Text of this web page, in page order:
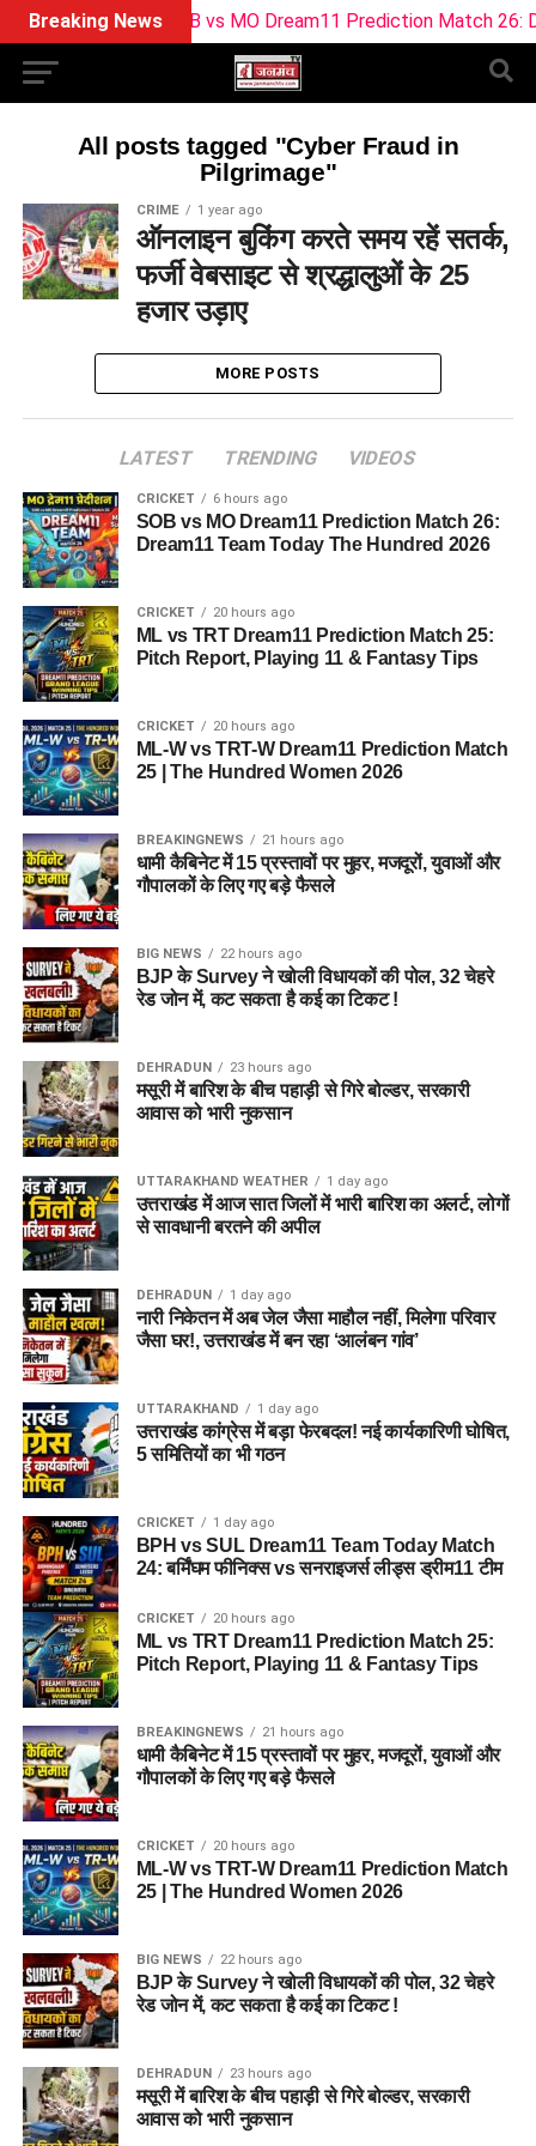
Breaking NewsSOB vs MO Dream11 Prediction Match 26:
All posts tagged "Cyber Fraud in
Pilgrimage"
CRIME 1 year ago
ऑनलाइन बुकिंग करते समय रहें सतर्क,
फर्जी वेबसाइट से श्रद्धालुओं के 25
हजार उड़ाए
MORE POSTS
LATEST TRENDING VIDEOS
CRICKET 6 hours ago
SOB vs MO Dream11 Prediction Match 26:
Dream11 Team Today The Hundred 2026
CRICKET 20 hours ago
ML vs TRT Dream11 Prediction Match 25:
Pitch Report, Playing 11 & Fantasy Tips
CRICKET 20 hours ago
ML-W vs TRT-W Dream11 Prediction Match
25 | The Hundred Women 2026
BREAKINGNEWS 21 hours ago
धामी कैबिनेट में 15 प्रस्तावों पर मुहर, मजदूरों, युवाओं और
गौपालकों के लिए गए बड़े फैसले
BIG NEWS 22 hours ago
BJP के Survey ने खोली विधायकों की पोल, 32 चेहरे
रेड जोन में, कट सकता है कई का टिकट !
DEHRADUN 23 hours ago
मसूरी में बारिश के बीच पहाड़ी से गिरे बोल्डर, सरकारी
आवास को भारी नुकसान
UTTARAKHAND WEATHER 1 day ago
उत्तराखंड में आज सात जिलों में भारी बारिश का अलर्ट, लोगों
से सावधानी बरतने की अपील
DEHRADUN 1 day ago
नारी निकेतन में अब जेल जैसा माहौल नहीं, मिलेगा परिवार
जैसा घर!, उत्तराखंड में बन रहा ‘आलंबन गांव’
UTTARAKHAND 1 day ago
उत्तराखंड कांग्रेस में बड़ा फेरबदल! नई कार्यकारिणी घोषित,
5 समितियों का भी गठन
CRICKET 1 day ago
BPH vs SUL Dream11 Team Today Match
24: बर्मिंघम फीनिक्स vs सनराइजर्स लीड्स ड्रीम11 टीम
CRICKET 20 hours ago
ML vs TRT Dream11 Prediction Match 25:
Pitch Report, Playing 11 & Fantasy Tips
BREAKINGNEWS 21 hours ago
धामी कैबिनेट में 15 प्रस्तावों पर मुहर, मजदूरों, युवाओं और
गौपालकों के लिए गए बड़े फैसले
CRICKET 20 hours ago
ML-W vs TRT-W Dream11 Prediction Match
25 | The Hundred Women 2026
BIG NEWS 22 hours ago
BJP के Survey ने खोली विधायकों की पोल, 32 चेहरे
रेड जोन में, कट सकता है कई का टिकट !
DEHRADUN 23 hours ago
मसूरी में बारिश के बीच पहाड़ी से गिरे बोल्डर, सरकारी
आवास को भारी नुकसान